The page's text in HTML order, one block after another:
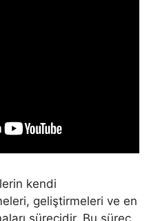
kendi
geliştirmeleri ve en
sürecidir. Bu süreç,